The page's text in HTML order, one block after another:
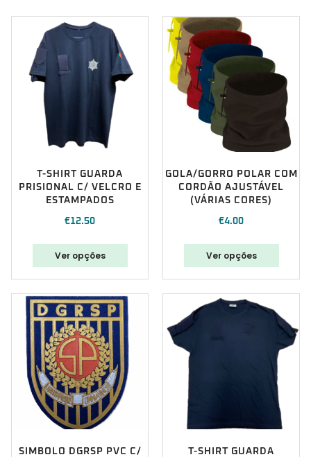
T-SHIRT GUARDA
PRISIONAL C/ VELCRO E
ESTAMPADOS
€12.50
Ver opções
GOLA/GORRO POLAR COM
CORDÃO AJUSTÁVEL
(VÁRIAS CORES)
€4.00
Ver opções
SIMBOLO DGRSP PVC C/
T-SHIRT GUARDA